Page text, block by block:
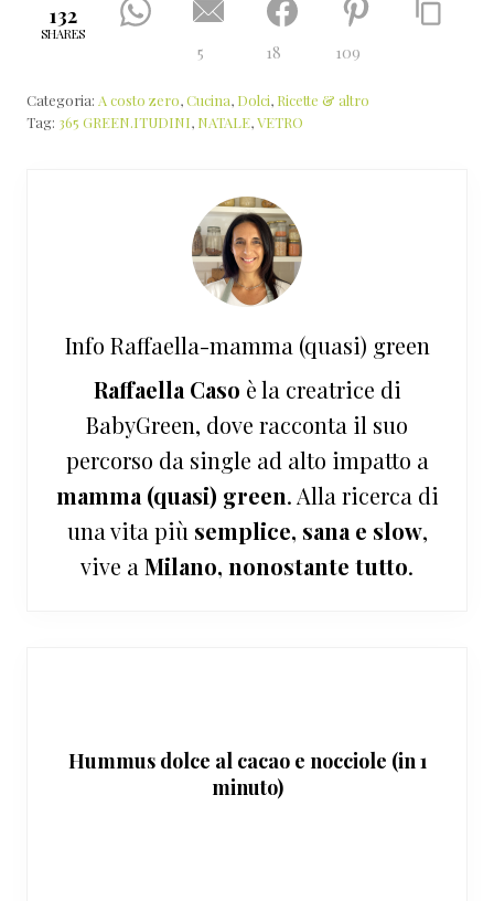
132
SHARES
5 18 109
Categoria: A costo zero,Cucina, Dolci, Ricette & altro
Tag: 365 GREEN.ITUDINI, NATALE,VETRO
Info Raffaella-mamma (quasi) green
Raffaella Caso è la creatrice di
BabyGreen, dove racconta il suo
percorso da single ad alto impatto a
mamma (quasi) green. Alla ricerca di
una vita più semplice, sana e slow,
vive a Milano, nonostante tutto.
Hummus dolce al cacao e nocciole (in 1
minuto)